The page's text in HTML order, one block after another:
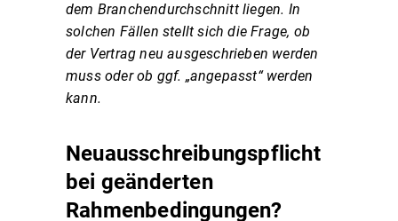
dem Branchendurchschnitt liegen. In
solchen Fällen stellt sich die Frage, ob
der Vertrag neu ausgeschrieben werden
muss oder ob ggf. „angepasst“ werden
kann.
Neuausschreibungspflicht
bei geänderten
Rahmenbedingungen?